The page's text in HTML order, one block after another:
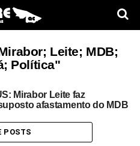
Leite; MDB;
Política"
Mirabor Leite faz
afastamento do MDB
POSTS